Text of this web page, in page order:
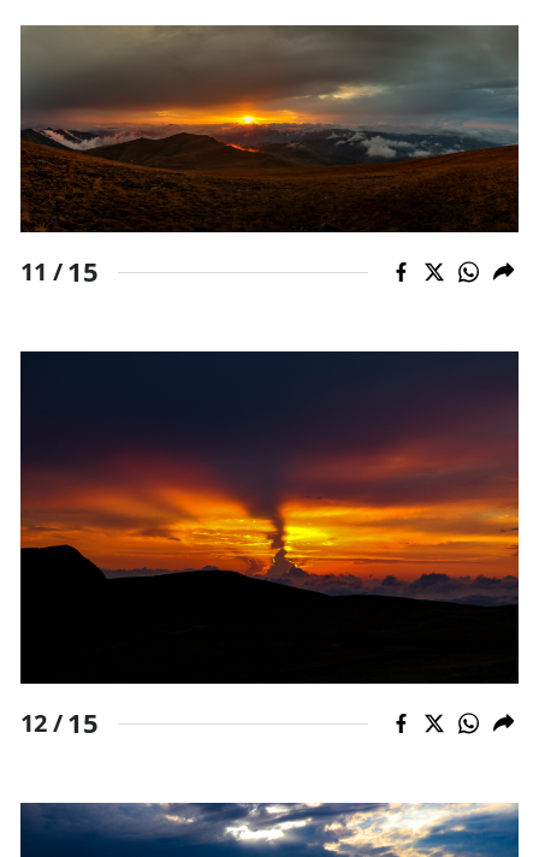
11 /15
12 /15